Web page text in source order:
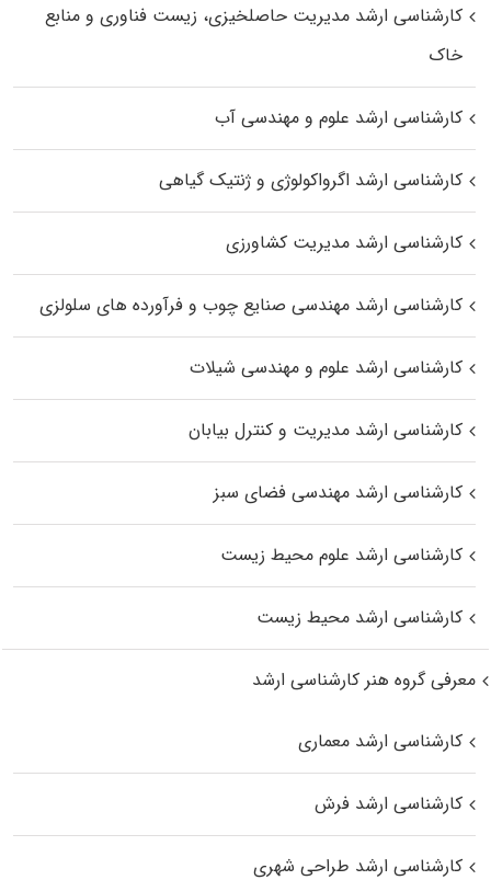
کارشناسی ارشد مدیریت حاصلخیزی، زیست فناوری و منابع
خاک
کارشناسی ارشد علوم و مهندسی آب
کارشناسی ارشد اگرواکولوژی و ژنتیک گیاهی
کارشناسی ارشد مدیریت کشاورزی
کارشناسی ارشد مهندسی صنایع چوب و فرآورده‌ های سلولزی
کارشناسی ارشد علوم و مهندسی شیلات
کارشناسی ارشد مدیریت و کنترل بیابان
کارشناسی ارشد مهندسی فضای سبز
کارشناسی ارشد علوم محیط‌ زیست
کارشناسی ارشد محیط زیست
معرفی گروه هنر کارشناسی ارشد
کارشناسی ارشد معماری
کارشناسی ارشد فرش
کارشناسی ارشد طراحی شهری